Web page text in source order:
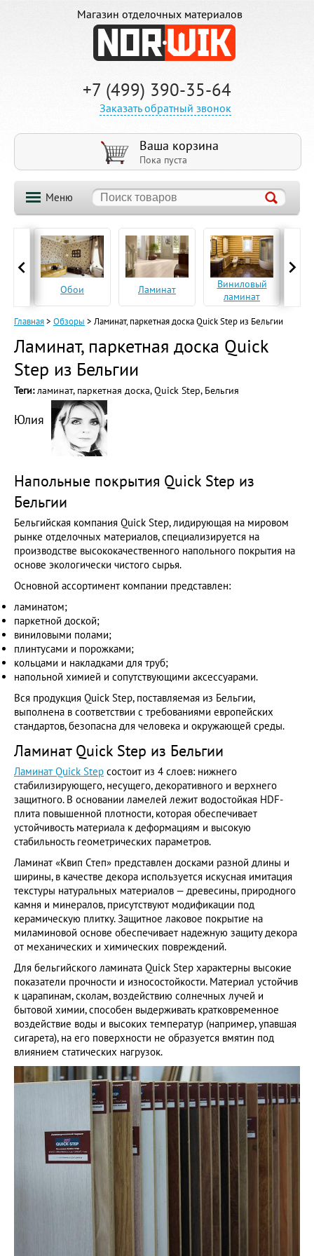
Магазин отделочных материалов
+7 (499) 390-35-64
Заказать обратный звонок
Ваша корзина
Пока пуста
Меню
Обои Ламинат
Виниловый
ламинат
Главная> Обзоры > Ламинат, паркетная доска Quick Step из Бельгии
Ламинат, паркетная доска Quick
Step из Бельгии
Теги:ламинат, паркетная доска, Quick Step, Бельгия
Юлия
Напольные покрытия Quick Step из
Бельгии
Бельгийская компания Quick Step, лидирующая на мировом
рынке отделочных материалов, специализируется на
производстве высококачественного напольного покрытия на
основе экологически чистого сырья.
Основной ассортимент компании представлен:
ламинатом;
паркетной доской;
виниловыми полами;
плинтусами и порожками;
кольцами и накладками для труб;
напольной химией и сопутствующими аксессуарами.
Вся продукция Quick Step, поставляемая из Бельгии,
выполнена в соответствии с требованиями европейских
стандартов, безопасна для человека и окружающей среды.
Ламинат Quick Step из Бельгии
Ламинат Quick Step состоит из 4 слоев: нижнего
стабилизирующего, несущего, декоративного и верхнего
защитного. В основании ламелей лежит водостойкая HDF-
плита повышенной плотности, которая обеспечивает
устойчивость материала к деформациям и высокую
стабильность геометрических параметров.
Ламинат «Квип Степ» представлен досками разной длины и
ширины, в качестве декора используется искусная имитация
текстуры натуральных материалов — древесины, природного
камня и минералов, присутствуют модификации под
керамическую плитку. Защитное лаковое покрытие на
миламиновой основе обеспечивает надежную защиту декора
от механических и химических повреждений.
Для бельгийского ламината Quick Step характерны высокие
показатели прочности и износостойкости. Материал устойчив
к царапинам, сколам, воздействию солнечных лучей и
бытовой химии, способен выдерживать кратковременное
воздействие воды и высоких температур (например, упавшая
сигарета), на его поверхности не образуется вмятин под
влиянием статических нагрузок.